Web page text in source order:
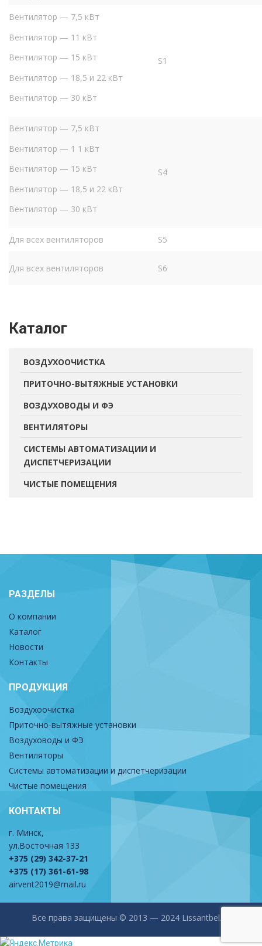
Вентилятор — 7,5 кВт
Вентилятор — 11 кВт
Вентилятор — 15 кВт
Вентилятор — 18,5 и 22 кВт
Вентилятор — 30 кВт
S1
Вентилятор — 7,5 кВт
Вентилятор — 1 1 кВт
Вентилятор — 15 кВт
Вентилятор — 18,5 и 22 кВт
Вентилятор — 30 кВт
S4
Для всех вентиляторов S5
Для всех вентиляторов S6
Каталог
ВОЗДУХООЧИСТКА
ПРИТОЧНО-ВЫТЯЖНЫЕ УСТАНОВКИ
ВОЗДУХОВОДЫ И ФЭ
ВЕНТИЛЯТОРЫ
СИСТЕМЫ АВТОМАТИЗАЦИИ И
ДИСПЕТЧЕРИЗАЦИИ
ЧИСТЫЕ ПОМЕЩЕНИЯ
РАЗДЕЛЫ
О компании
Каталог
Новости
Контакты
ПРОДУКЦИЯ
Воздухоочистка
Приточно-вытяжные установки
Воздуховоды и ФЭ
Вентиляторы
Системы автоматизации и диспетчеризации
Чистые помещения
КОНТАКТЫ
г. Минск,
ул.Восточная 133
+375 (29) 342-37-21
+375 (17) 361-61-98
airvent2019@mail.ru
Все права защищены © 2013 — 2024 Lissantbel.by